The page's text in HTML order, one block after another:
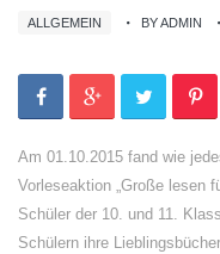
ALLGEMEIN BY ADMIN
Am 01.10.2015 fand wie
Vorleseaktion „Große lesen
Schüler der 10. und 11.
Schülern ihre